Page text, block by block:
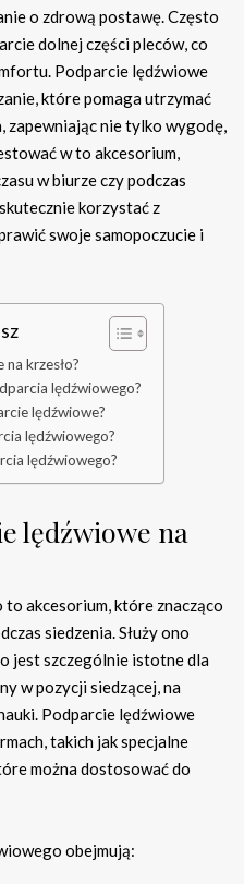
o zdrową postawę. Często
dolnej części pleców, co
Podparcie lędźwiowe
które pomaga utrzymać
zapewniając nie tylko wygodę,
w to akcesorium,
w biurze czy podczas
korzystać z
swoje samopoczucie i
krzesło?
lędźwiowego?
lędźwiowe?
lędźwiowego?
lędźwiowego?
lędźwiowe na
to akcesorium, które znacząco
siedzenia. Służy ono
jest szczególnie istotne dla
w pozycji siedzącej, na
Podparcie lędźwiowe
takich jak specjalne
można dostosować do
obejmują: